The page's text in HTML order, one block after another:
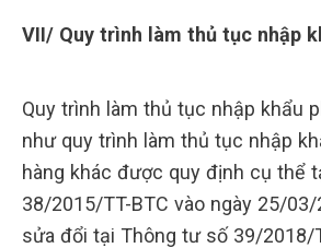
VII/ Quy trình làm thủ tục nhập
Quy trình làm thủ tục nhập khẩu
như quy trình làm thủ tục nhập
hàng khác được quy định cụ thể
38/2015/TT-BTC vào ngày 25/
sửa đổi tại Thông tư số 39/2018/